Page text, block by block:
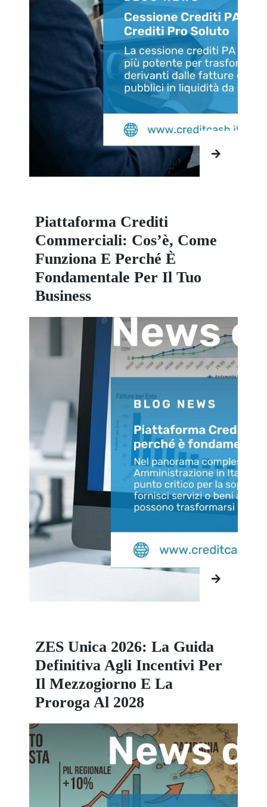
Piattaforma Crediti
Commerciali: Cos’è, Come
Funziona E Perché È
Fondamentale Per Il Tuo
Business
ZES Unica 2026: La Guida
Definitiva Agli Incentivi Per
Il Mezzogiorno E La
Proroga Al 2028